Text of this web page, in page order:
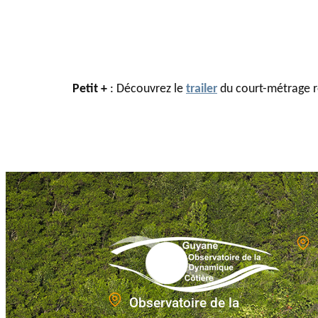
Petit + : Découvrez le trailer du court-métrage
Observatoire de la